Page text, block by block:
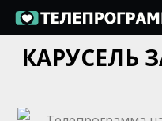
КАРУСЕЛЬ